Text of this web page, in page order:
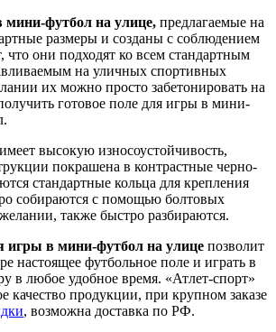
мини-футбол на улице, предлагаемые на
размеры и созданы с соблюдением
что они подходят ко всем стандартным
на уличных спортивных
их можно просто забетонировать на
готовое поле для игры в мини-
высокую износоустойчивость,
покрашена в контрастные черно-
стандартные кольца для крепления
собираются с помощью болтовых
также быстро разбираются.
игры в мини-футбол на улице позволит
настоящее футбольное поле и играть в
в любое удобное время. «Атлет-спорт»
качество продукции, при крупном заказе
, возможна доставка по РФ.